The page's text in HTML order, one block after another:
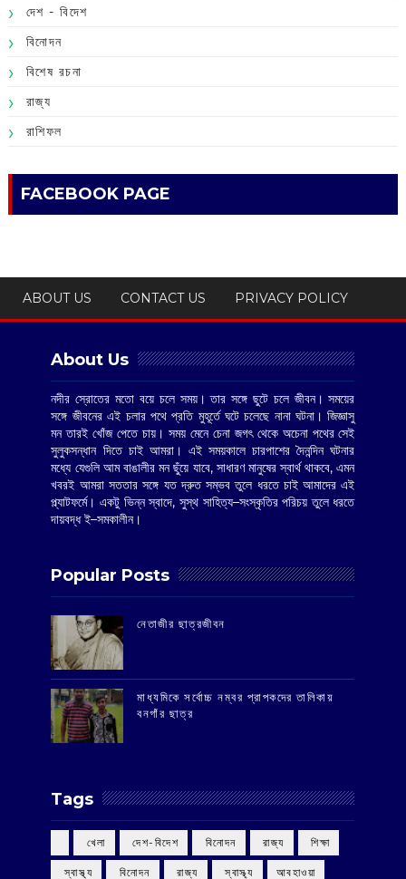
দেশ - বিদেশ
বিনোদন
বিশেষ রচনা
রাজ্য
রাশিফল
FACEBOOK PAGE
ABOUT US CONTACT US PRIVACY POLICY
About Us
নদীর স্রোতের মতো বয়ে চলে সময়। তার সঙ্গে ছুটে চলে জীবন। সময়ের
সঙ্গে জীবনের এই চলার পথে প্রতি মুহূর্তে ঘটে চলেছে নানা ঘটনা। জিজ্ঞাসু
মন তারই খোঁজ পেতে চায়। সময় মেনে চেনা জগৎ থেকে অচেনা পথের সেই
সুলুকসন্ধান দিতে চাই আমরা। এই সময়কালে চারপাশের দৈনন্দিন ঘটনার
মধ্যে যেগুলি আম বাঙালীর মন ছুঁয়ে যাবে, সাধারণ মানুষের স্বার্থ থাকবে, এমন
খবরই আমরা সততার সঙ্গে যত দ্রুত সম্ভব তুলে ধরতে চাই আমাদের এই
প্ল্যাটফর্মে। একটু ভিন্ন স্বাদে, সুস্থ সাহিত্য–সংস্কৃতির পরিচয় তুলে ধরতে
দায়বদ্ধ ই–সমকালীন।
Popular Posts
‌নেতাজীর ছাত্রজীবন
মাধ্যমিকে সর্বোচ্চ নম্বর প্রাপকদের তালিকায়
বনগাঁর ছাত্র
Tags
‌ খেলা ‌ দেশ-বিদেশ ‌ বিনোদন ‌ রাজ্য ‌ শিক্ষা
‌ স্বাস্থ্য ‌ বিনোদন ‌ রাজ্য ‌ স্বাস্থ্য আবহাওয়া